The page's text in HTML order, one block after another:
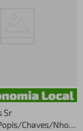
Sr
Chaves/Nhonho